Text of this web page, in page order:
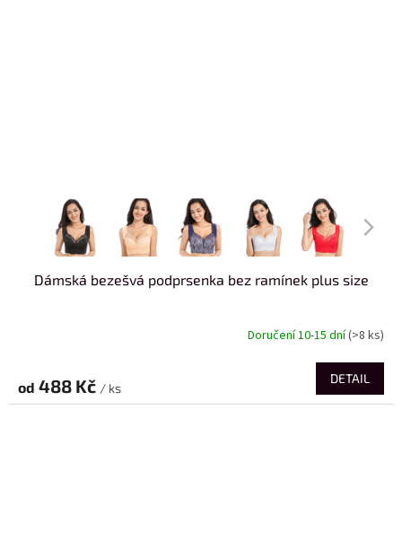
Dámská bezešvá podprsenka bez ramínek plus size
Doručení 10-15 dní(>8 ks)
od 488 Kč / ks
DETAIL